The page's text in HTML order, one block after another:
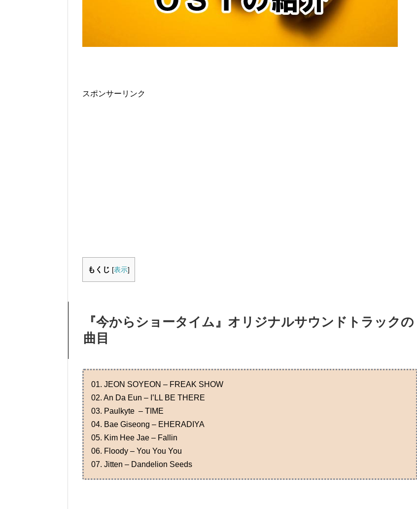
スポンサーリンク
もくじ [表示]
『今からショータイム』オリジナルサウンドトラックの
曲目
01. JEON SOYEON – FREAK SHOW
02. An Da Eun – I’LL BE THERE
03. Paulkyte – TIME
04. Bae Giseong – EHERADIYA
05. Kim Hee Jae – Fallin
06. Floody – You You You
07. Jitten – Dandelion Seeds